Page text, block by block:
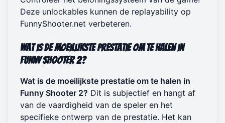
Deze unlockables kunnen de replayability op
FunnyShooter.net verbeteren.
Wat is de moeilijkste prestatie om te halen in
Funny Shooter 2?
Wat is de moeilijkste prestatie om te halen in
Funny Shooter 2? Dit is subjectief en hangt af
van de vaardigheid van de speler en het
specifieke ontwerp van de prestatie. Het kan